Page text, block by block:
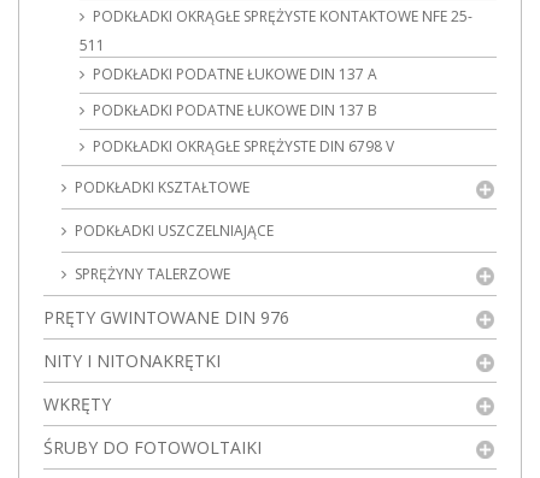
PODKŁADKI OKRĄGŁE SPRĘŻYSTE KONTAKTOWE NFE 25-
511
PODKŁADKI PODATNE ŁUKOWE DIN 137 A
PODKŁADKI PODATNE ŁUKOWE DIN 137 B
PODKŁADKI OKRĄGŁE SPRĘŻYSTE DIN 6798 V
PODKŁADKI KSZTAŁTOWE
PODKŁADKI USZCZELNIAJĄCE
SPRĘŻYNY TALERZOWE
PRĘTY GWINTOWANE DIN 976
NITY I NITONAKRĘTKI
WKRĘTY
ŚRUBY DO FOTOWOLTAIKI